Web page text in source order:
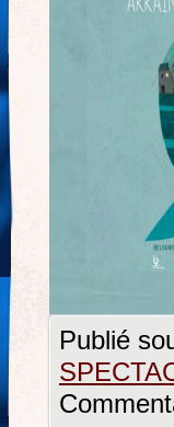
Publié